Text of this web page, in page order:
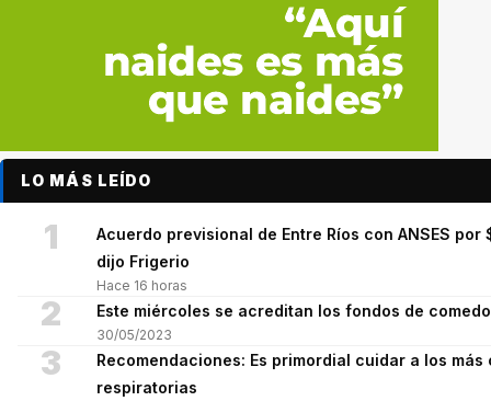
LO MÁS LEÍDO
1
Acuerdo previsional de Entre Ríos con ANSES
dijo Frigerio
Hace 16 horas
2 Este miércoles se acreditan los fondos de
30/05/2023
3
Recomendaciones: Es primordial cuidar a los
respiratorias